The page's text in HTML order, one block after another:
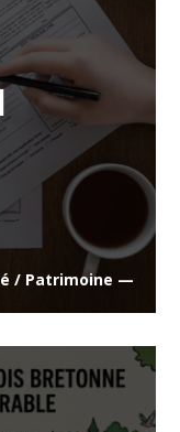
/ Patrimoine —